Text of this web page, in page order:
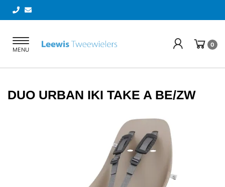
Toggle
navigation
MENU
0
DUO URBAN IKI TAKE A BE/ZW